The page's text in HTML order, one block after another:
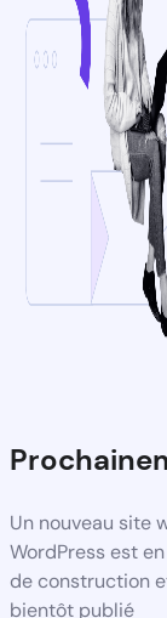
Un nouveau site
WordPress est
de construction
bientôt publié